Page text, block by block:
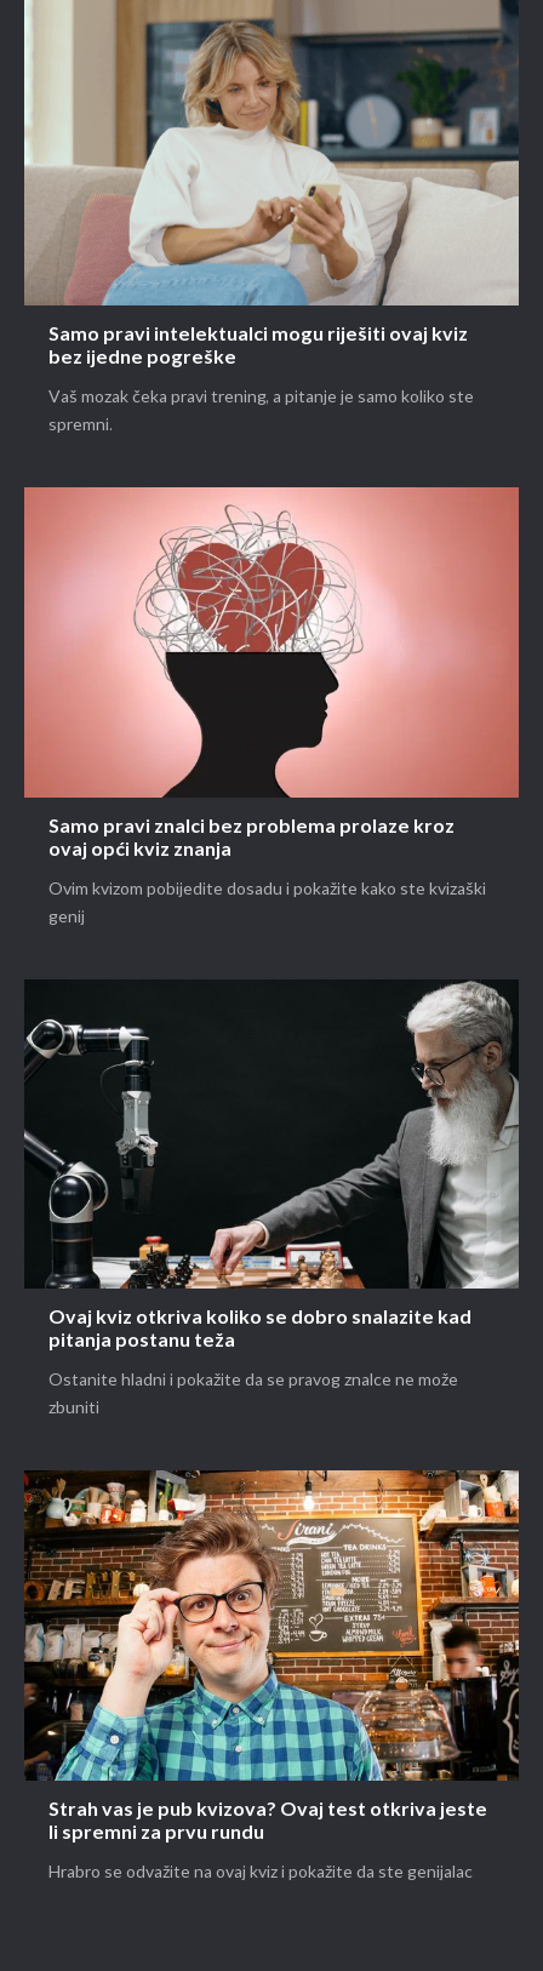
Samo pravi intelektualci mogu riješiti ovaj kviz
bez ijedne pogreške
Vaš mozak čeka pravi trening, a pitanje je samo koliko ste
spremni.
Samo pravi znalci bez problema prolaze kroz
ovaj opći kviz znanja
Ovim kvizom pobijedite dosadu i pokažite kako ste kvizaški
genij
Ovaj kviz otkriva koliko se dobro snalazite kad
pitanja postanu teža
Ostanite hladni i pokažite da se pravog znalce ne može
zbuniti
Strah vas je pub kvizova? Ovaj test otkriva jeste
li spremni za prvu rundu
Hrabro se odvažite na ovaj kviz i pokažite da ste genijalac